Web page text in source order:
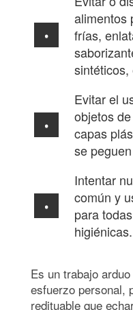
alimentos
frías,
sintéticos,
Evitar el
objetos
capas
se
Intentar
común y
para
higiénicas.
Es un trabajo
esfuerzo personal,
redituable que